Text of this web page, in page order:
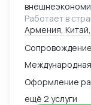
участников
Армении. Наш
позволяет нам
выйти на
поможет
Вашей
Работает в
Армения,
Международная
ещё 2 услуги